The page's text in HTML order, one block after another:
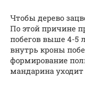
Чтобы дерево
По этой причине
побегов выше 4-5
внутрь кроны
формирование
мандарина уходит